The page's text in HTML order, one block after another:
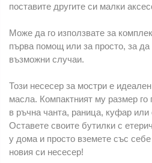
поставите другите си малки
Може да го използвате за
първа помощ или за просто, за да
възможни случаи.
Този несесер за мостри е
масла. Компактният му размер го
в ръчна чанта, раница, куфар или
Оставете своите бутилки с
у дома и просто вземете със
новия си несесер!